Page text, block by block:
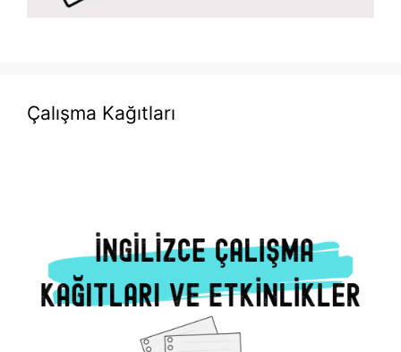
Çalışma Kağıtları